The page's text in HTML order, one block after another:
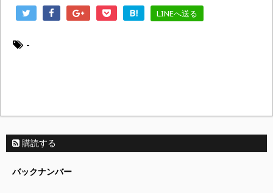
B! LINEへ送る
-
購読する
バックナンバー